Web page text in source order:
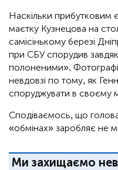
Наскільки прибутковим
маєтку Кузнецова на
самісінькому березі
при СБУ спорудив
полоненими».
невдовзі по тому, як
споруджувати в своєму
Сподіваємось, що
«обмінах» заробляє не
Ми захищаємо